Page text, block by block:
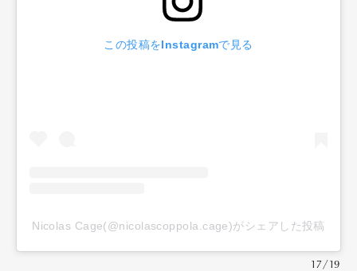
この投稿をInstagramで見る
Nicolas Cage(@nicolascoppola.cage)がシェアした投稿
17/19